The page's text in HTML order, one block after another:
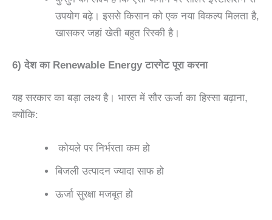
उपयोग बढ़े। इससे किसान को एक नया विकल्प मिलता है,
खासकर जहां खेती बहुत रिस्की है।
6) देश का Renewable Energy टारगेट पूरा करना
यह सरकार का बड़ा लक्ष्य है। भारत में सौर ऊर्जा का हिस्सा बढ़ाना,
क्योंकि:
कोयले पर निर्भरता कम हो
बिजली उत्पादन ज्यादा साफ हो
ऊर्जा सुरक्षा मजबूत हो